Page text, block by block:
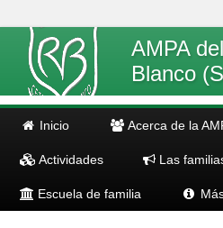
AMPA
Blanco
Inicio Acerca de la
Actividades Las
Escuela de familia